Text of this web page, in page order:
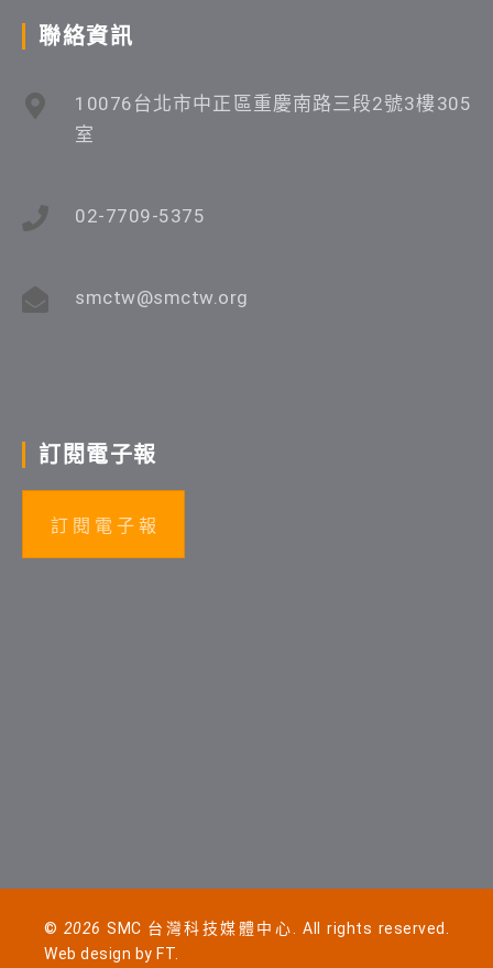
聯絡資訊
10076台北市中正區重慶南路三段2號3樓305
室
02-7709-5375
smctw@smctw.org
訂閱電子報
訂 閱 電 子 報
© 2026 SMC 台灣科技媒體中心. All rights reserved.
Web design by FT